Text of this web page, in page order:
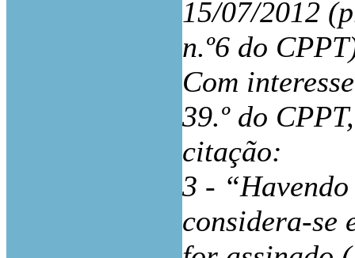
15/07/2012
n.º6 do
Com
39.º do
citação:
3 -
considera-se